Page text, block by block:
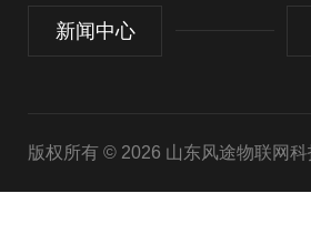
新闻中心
版权所有 © 2026 山东风途物联网科